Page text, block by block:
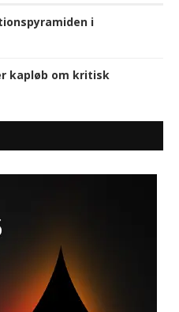
i
kapløb om kritisk